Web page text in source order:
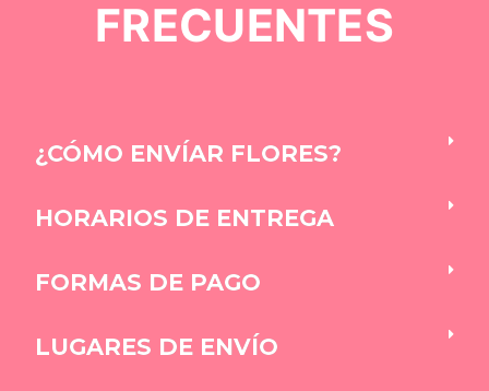
FRECUENTES
¿CÓMO ENVÍAR FLORES?
HORARIOS DE ENTREGA
FORMAS DE PAGO
LUGARES DE ENVÍO